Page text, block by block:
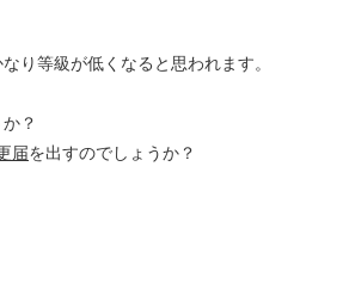
り等級が低くなると思われます。
？
届を出すのでしょうか？